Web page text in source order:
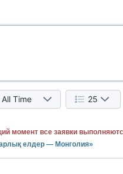
All Time 25
момент все заявки
елдер — Монголия»